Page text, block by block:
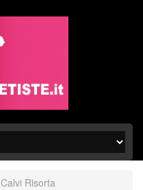
Calvi Risorta